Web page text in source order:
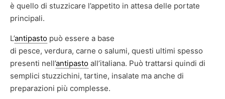
è quello di stuzzicare l’appetito in attesa delle portate
principali.
L’antipasto può essere a base
di pesce, verdura, carne o salumi, questi ultimi spesso
presenti nell’antipasto all’italiana. Può trattarsi quindi di
semplici stuzzichini, tartine, insalate ma anche di
preparazioni più complesse.